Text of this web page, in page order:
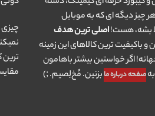
چیز دیگه ای که به موبایل
بشه، هست!اصلی ترین هدف
و باکیفیت ترین کالاهای این زمینه
اگر خواستین بیشتر باهامون
صفحه درباره ما بزنین. مُخ‌لِصیم. ;)
چیزی